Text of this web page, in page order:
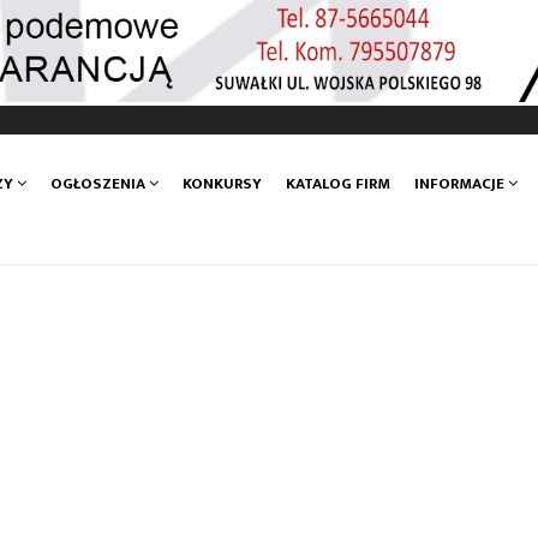
OGŁOSZENIA KONKURSY KATALOG FIRM INFORMACJE